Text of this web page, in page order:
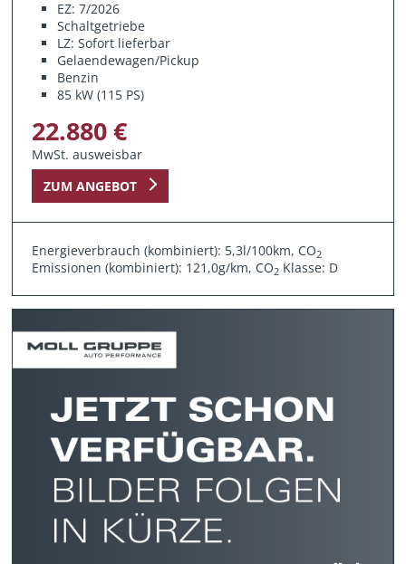
EZ: 7/2026
Schaltgetriebe
LZ: Sofort lieferbar
Gelaendewagen/Pickup
Benzin
85 kW (115 PS)
22.880 €
MwSt. ausweisbar
ZUM ANGEBOT
Energieverbrauch (kombiniert): 5,3l/100km, CO2
Emissionen (kombiniert): 121,0g/km, CO2 Klasse: D